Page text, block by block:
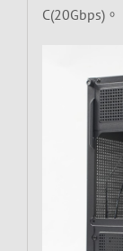
C(20Gbps)。